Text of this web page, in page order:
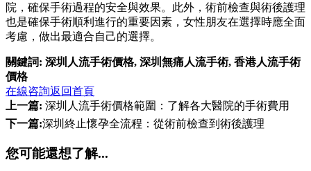
院，確保手術過程的安全與效果。此外，術前檢查與術後護理
也是確保手術順利進行的重要因素，女性朋友在選擇時應全面
考慮，做出最適合自己的選擇。
關鍵詞: 深圳人流手術價格, 深圳無痛人流手術, 香港人流手術
價格
在線咨詢返回首頁
上一篇: 深圳人流手術價格範圍：了解各大醫院的手術費用
下一篇:深圳終止懷孕全流程：從術前檢查到術後護理
您可能還想了解...